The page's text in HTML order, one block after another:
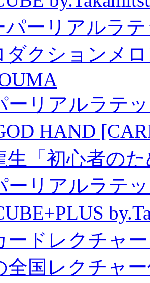
パーリアルラ
ダクションメ
ーリアルラテ
HAND
生「初心者の
ーリアルラテ
ードレクチャ
全国レクチャ